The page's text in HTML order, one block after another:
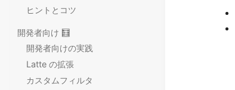
ヒントとコツ
開発者向け 🧮
開発者向けの実践
Latte の拡張
カスタムフィルタ